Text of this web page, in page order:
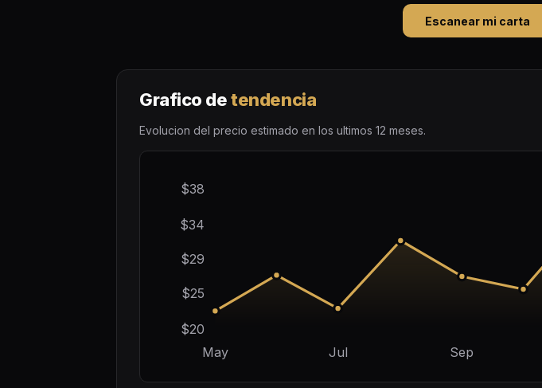
Escanear mi carta
Grafico detendencia
Evolucion del precio estimado en los ultimos 12 meses.
$20
$25
$29
$34
$38
May Jul Sep